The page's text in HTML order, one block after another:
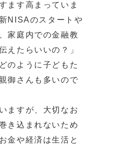
ます高まっていま
NISAのスタートや
家庭内での金融教
えたらいいの？」
のように子どもた
御さんも多いので
ますが、大切なお
き込まれないため
金や経済は生活と